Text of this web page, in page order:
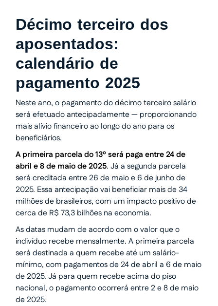
Décimo terceiro dos
aposentados:
calendário de
pagamento 2025
Neste ano, o pagamento do décimo terceiro salário
será efetuado antecipadamente — proporcionando
mais alívio financeiro ao longo do ano para os
beneficiários.
A primeira parcela do 13º será paga entre 24 de
abril e 8 de maio de 2025. Já a segunda parcela
será creditada entre 26 de maio e 6 de junho de
2025. Essa antecipação vai beneficiar mais de 34
milhões de brasileiros, com um impacto positivo de
cerca de R$ 73,3 bilhões na economia.
As datas mudam de acordo com o valor que o
indivíduo recebe mensalmente. A primeira parcela
será destinada a quem recebe até um salário-
mínimo, com pagamentos de 24 de abril a 6 de maio
de 2025. Já para quem recebe acima do piso
nacional, o pagamento ocorrerá entre 2 e 8 de maio
de 2025.